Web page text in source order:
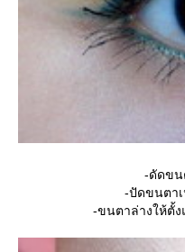
-ดัดขน
-ปัดขนตา
-ขนตาล่างให้ตั้